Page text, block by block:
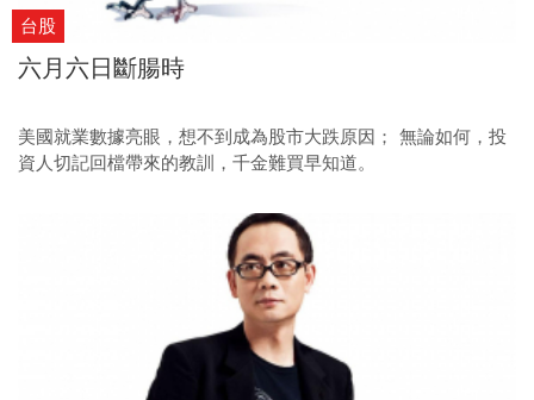
台股
六月六日斷腸時
美國就業數據亮眼，想不到成為股市大跌原因； 無論如何，投
資人切記回檔帶來的教訓，千金難買早知道。